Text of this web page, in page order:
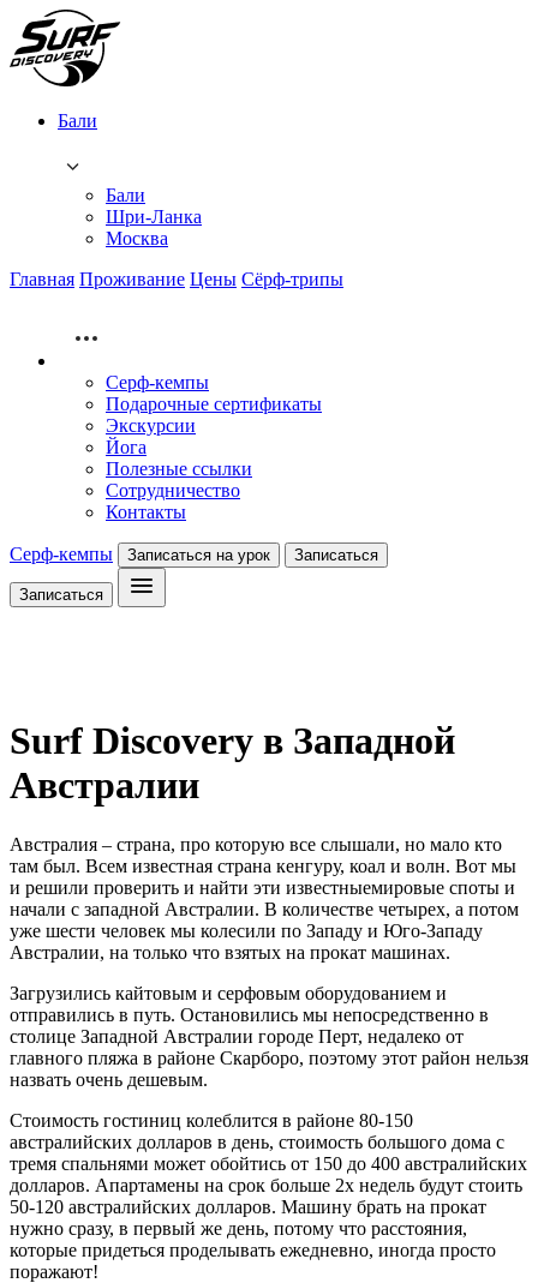
Бали
Бали
Шри-Ланка
Москва
Главная Проживание Цены Сёрф-трипы
Серф-кемпы
Подарочные сертификаты
Экскурсии
Йога
Полезные ссылки
Сотрудничество
Контакты
Серф-кемпы Записаться на урок Записаться
Записаться
Surf Discovery в Западной
Австралии
Австралия – страна, про которую все слышали, но мало кто
там был. Всем известная страна кенгуру, коал и волн. Вот мы
и решили проверить и найти эти известныемировые споты и
начали с западной Австралии. В количестве четырех, а потом
уже шести человек мы колесили по Западу и Юго-Западу
Австралии, на только что взятых на прокат машинах.
Загрузились кайтовым и серфовым оборудованием и
отправились в путь. Остановились мы непосредственно в
столице Западной Австралии городе Перт, недалеко от
главного пляжа в районе Скарборо, поэтому этот район нельзя
назвать очень дешевым.
Стоимость гостиниц колеблится в районе 80-150
австралийских долларов в день, стоимость большого дома с
тремя спальнями может обойтись от 150 до 400 австралийских
долларов. Апартамены на срок больше 2х недель будут стоить
50-120 австралийских долларов. Машину брать на прокат
нужно сразу, в первый же день, потому что расстояния,
которые придеться проделывать ежедневно, иногда просто
поражают!